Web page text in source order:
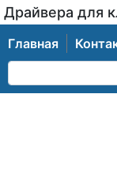
Драйвера для
Главная